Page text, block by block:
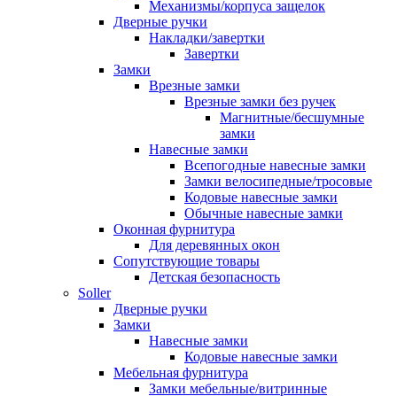
Механизмы/корпуса защелок
Дверные ручки
Накладки/завертки
Завертки
Замки
Врезные замки
Врезные замки без ручек
Магнитные/бесшумные
замки
Навесные замки
Всепогодные навесные замки
Замки велосипедные/тросовые
Кодовые навесные замки
Обычные навесные замки
Оконная фурнитура
Для деревянных окон
Сопутствующие товары
Детская безопасность
Soller
Дверные ручки
Замки
Навесные замки
Кодовые навесные замки
Мебельная фурнитура
Замки мебельные/витринные